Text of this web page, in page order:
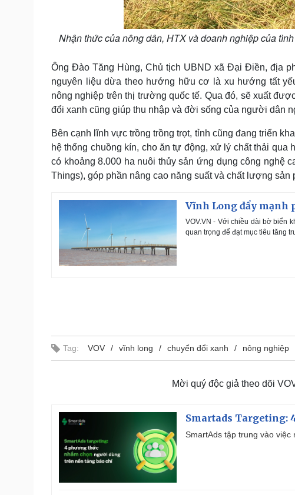
Nhận thức của nông dân, HTX và doanh nghiệp của
Ông Đào Tăng Hùng, Chủ tịch UBND xã Đại Điền, địa
nguyên liệu dừa theo hướng hữu cơ là xu hướng tất
nông nghiệp trên thị trường quốc tế. Qua đó, sẽ xuất
đổi xanh cũng giúp thu nhập và đời sống của người dân
Bên cạnh lĩnh vực trồng trồng trọt, tỉnh cũng đang triển
hệ thống chuồng kín, cho ăn tự động, xử lý chất thải qua
có khoảng 8.000 ha nuôi thủy sản ứng dụng công nghệ
Things), góp phần nâng cao năng suất và chất lượng sản
Vĩnh Long đẩy mạnh
VOV.VN - Với chiều dài bờ biển
quan trọng để đạt mục tiêu tăng
Tag: VOV vĩnh long chuyển đổi xanh nông nghiệp
Mời quý độc giả theo dõi
Smartads Targeting:
SmartAds tập trung vào